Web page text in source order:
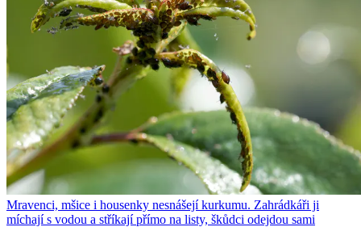
Mravenci, mšice i housenky nesnášejí kurkumu. Zahrádkáři ji
míchají s vodou a stříkají přímo na listy, škůdci odejdou sami